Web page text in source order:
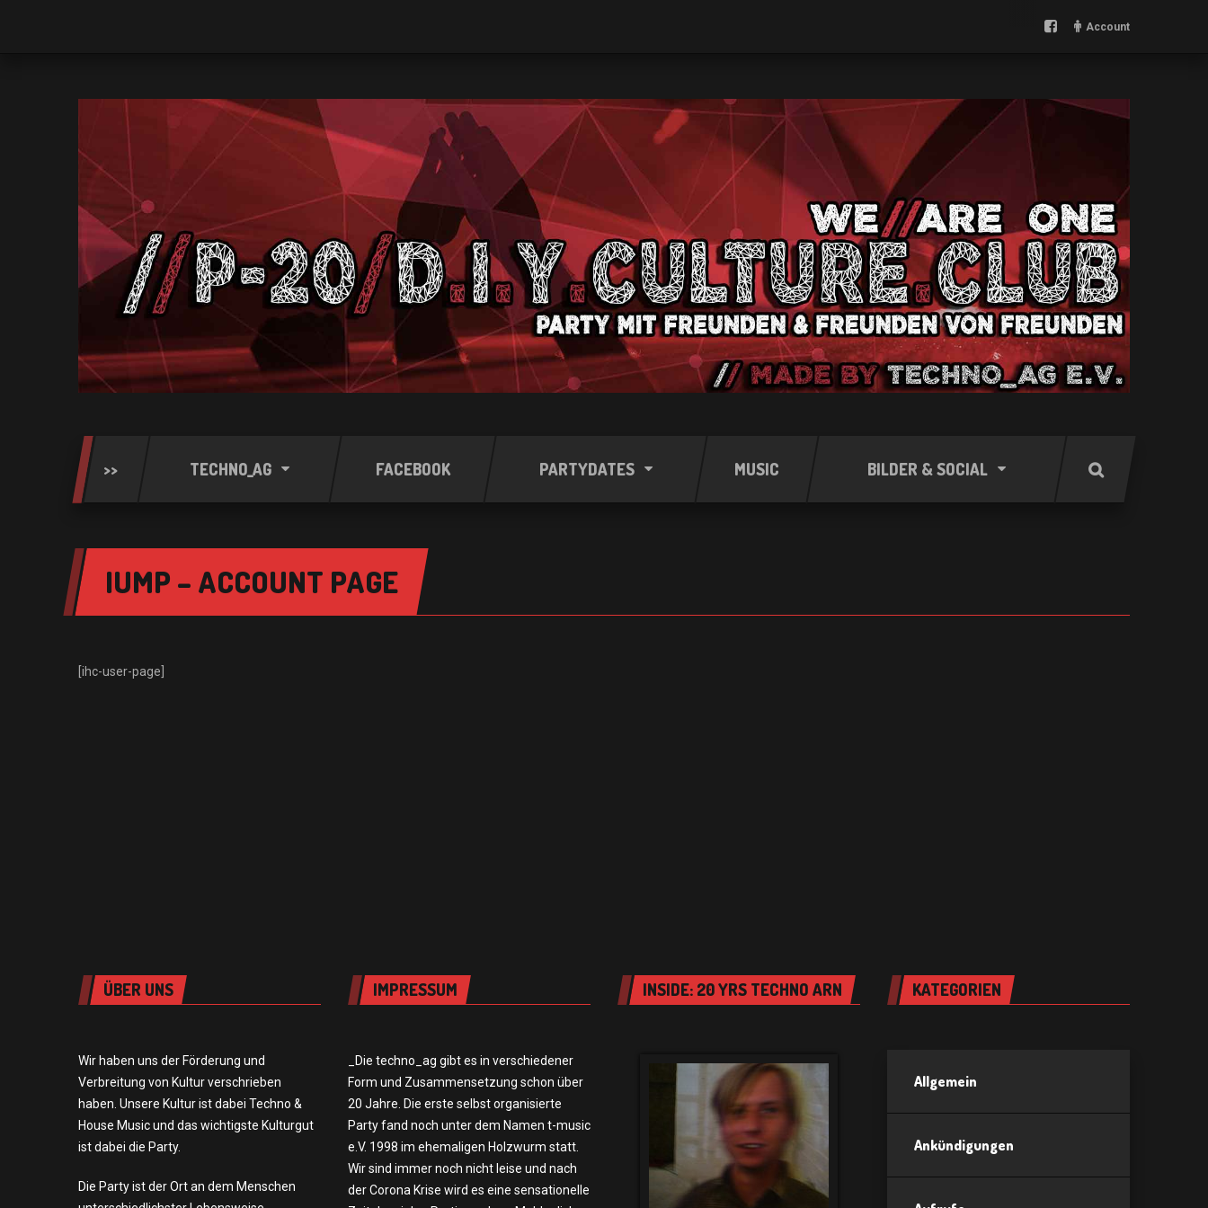
Account
>> TECHNO_AG FACEBOOK PARTYDATES MUSIC BILDER & SOCIAL
IUMP – ACCOUNT PAGE
[ihc-user-page]
ÜBER UNS
Wir haben uns der Förderung und
Verbreitung von Kultur verschrieben
haben. Unsere Kultur ist dabei Techno &
House Music und das wichtigste Kulturgut
ist dabei die Party.
Die Party ist der Ort an dem Menschen
IMPRESSUM
_Die techno_ag gibt es in verschiedener
Form und Zusammensetzung schon über
20 Jahre. Die erste selbst organisierte
Party fand noch unter dem Namen t-music
e.V. 1998 im ehemaligen Holzwurm statt.
Wir sind immer noch nicht leise und nach
der Corona Krise wird es eine sensationelle
INSIDE: 20 YRS TECHNO ARN KATEGORIEN
Allgemein
Ankündigungen